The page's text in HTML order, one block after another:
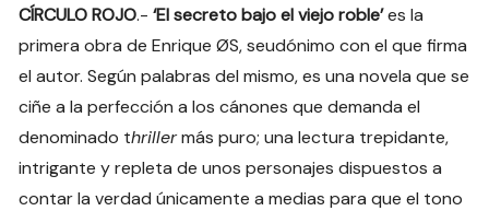
CÍRCULO ROJO.-‘El secreto bajo el viejo roble’es la
primera obra de Enrique ØS, seudónimo con el que firma
el autor. Según palabras del mismo, es una novela que se
ciñe a la perfección a los cánones que demanda el
denominado thrillermás puro; una lectura trepidante,
intrigante y repleta de unos personajes dispuestos a
contar la verdad únicamente a medias para que el tono